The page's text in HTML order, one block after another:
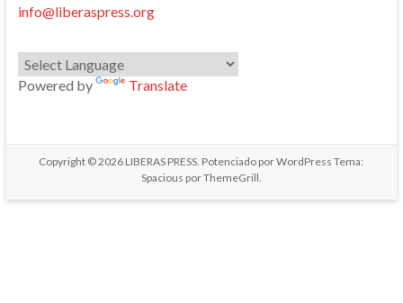
info@liberaspress.org
Powered by Translate
Copyright © 2026 LIBERAS PRESS. Potenciado porWordPress Tema:
Spacious porThemeGrill.